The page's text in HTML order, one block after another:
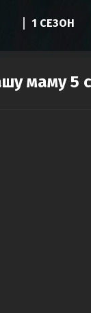
1 СЕЗОН
маму 5